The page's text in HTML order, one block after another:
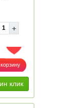
ДОБАВИТЬ В ИЗБРАННОЕ